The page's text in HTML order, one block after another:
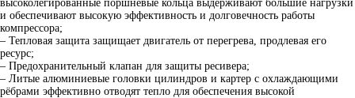
высоколегированные поршневые кольца выдерживают большие нагрузки
и обеспечивают высокую эффективность и долговечность работы
компрессора;
– Тепловая защита защищает двигатель от перегрева, продлевая его
ресурс;
– Предохранительный клапан для защиты ресивера;
– Литые алюминиевые головки цилиндров и картер с охлаждающими
рёбрами эффективно отводят тепло для обеспечения высокой